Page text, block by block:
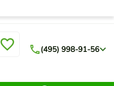
(495) 998-91-56